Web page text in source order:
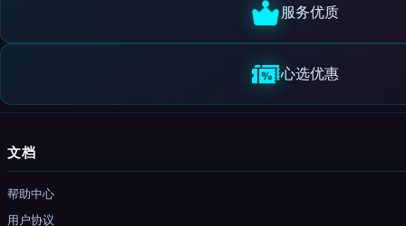
服务优质
心选优惠
文档
帮助中心
用户协议